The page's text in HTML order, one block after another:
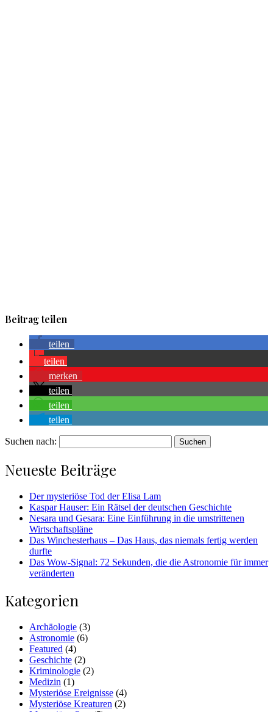
Beitrag teilen
teilen
teilen
merken
teilen
teilen
teilen
Suchen nach:
Neueste Beiträge
Der mysteriöse Tod der Elisa Lam
Kaspar Hauser: Ein Rätsel der deutschen Geschichte
Nesara und Gesara: Eine Einführung in die umstrittenen
Wirtschaftspläne
Das Winchesterhaus – Das Haus, das niemals fertig werden
durfte
Das Wow-Signal: 72 Sekunden, die die Astronomie für immer
veränderten
Kategorien
Archäologie (3)
Astronomie (6)
Featured (4)
Geschichte (2)
Kriminologie (2)
Medizin (1)
Mysteriöse Ereignisse (4)
Mysteriöse Kreaturen (2)